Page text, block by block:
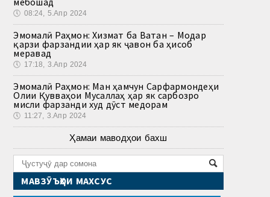
🕔 08:24, 5.Апр 2024
Эмомалӣ Раҳмон: Хизмат ба Ватан – Модар
қарзи фарзандии ҳар як ҷавон ба ҳисоб
меравад
🕔 17:18, 3.Апр 2024
Эмомалӣ Раҳмон: Ман ҳамчун Сарфармондеҳи
Олии Қувваҳои Мусаллаҳ ҳар як сарбозро
мисли фарзанди худ дӯст медорам
🕔 11:27, 3.Апр 2024
Ҳамаи маводҳои бахш
МАВЗӮЪҲОИ МАХСУС